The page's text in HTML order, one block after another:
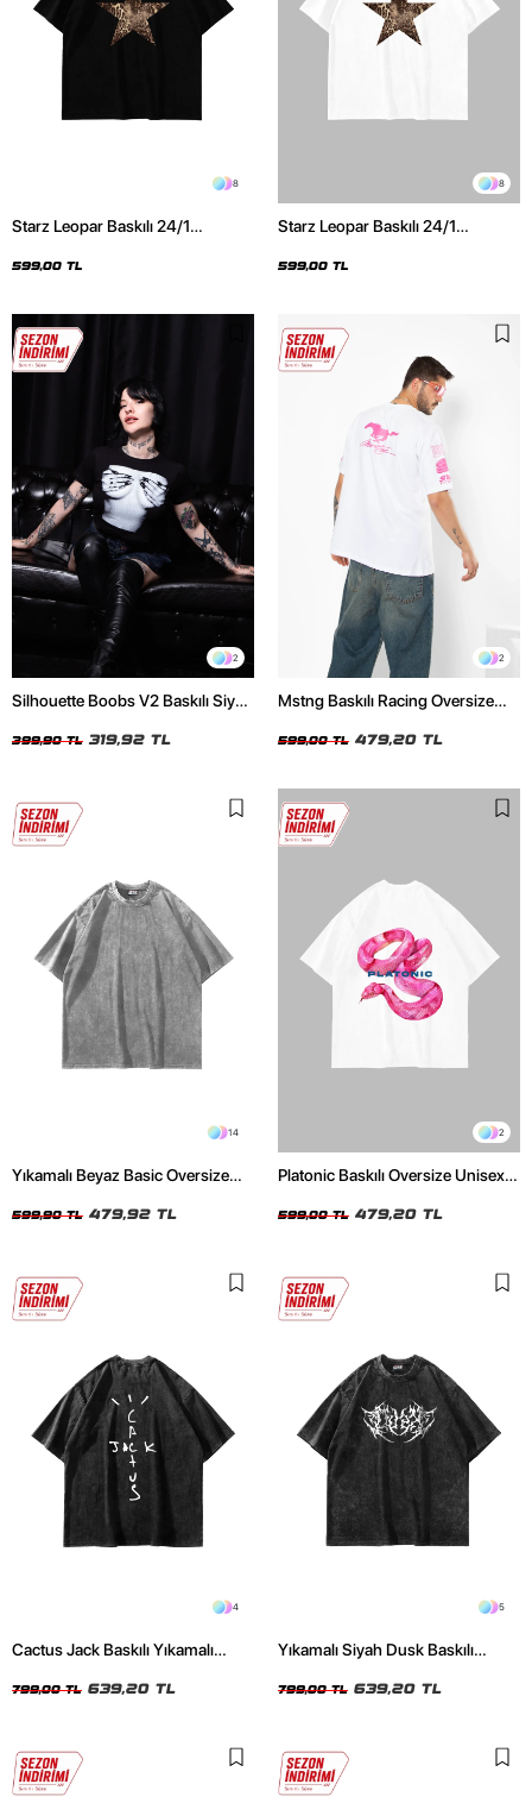
8
Starz Leopar Baskılı 24/1
599,00 TL
8
Starz Leopar Baskılı 24/1
599,00 TL
2
Silhouette Boobs V2 Baskılı Siyah
399,90 TL 319,92 TL
2
Mstng Baskılı Racing Oversize
599,00 TL 479,20 TL
14
Yıkamalı Beyaz Basic Oversize
599,90 TL 479,92 TL
2
Platonic Baskılı Oversize Unisex
599,00 TL 479,20 TL
4
Cactus Jack Baskılı Yıkamalı
799,00 TL 639,20 TL
5
Yıkamalı Siyah Dusk Baskılı
799,00 TL 639,20 TL